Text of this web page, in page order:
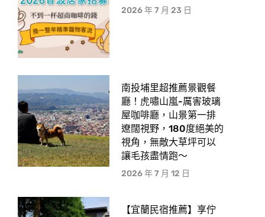
2026 年 7 月 23 日
南投埔里超推薦景觀餐
廳！虎嘯山嵐-厲害玻璃
屋咖啡廳，山景第一排
遼闊視野，180度絕美的
視角，無敵大草坪可以
讓毛孩盡情跑〜
2026 年 7 月 12 日
【宜蘭民宿推薦】享佇